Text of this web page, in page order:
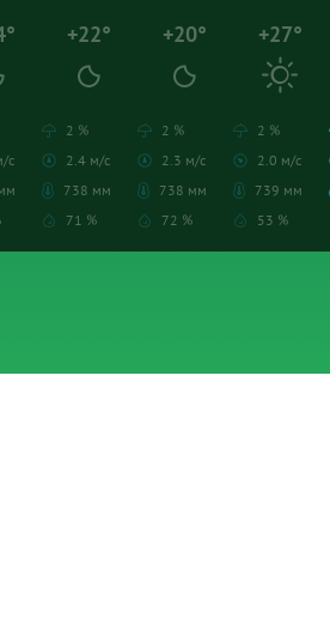
с
+22°
2 %
2.4 м/с
738 мм
71 %
+20°
2 %
2.3 м/с
738 мм
72 %
+27°
2 %
2.0 м/с
739 мм
53 %